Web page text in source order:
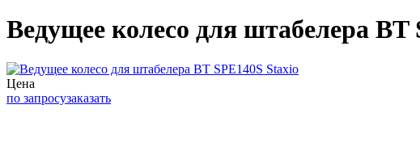
Ведущее колесо для штабелера BT
Цена
по запросузаказать